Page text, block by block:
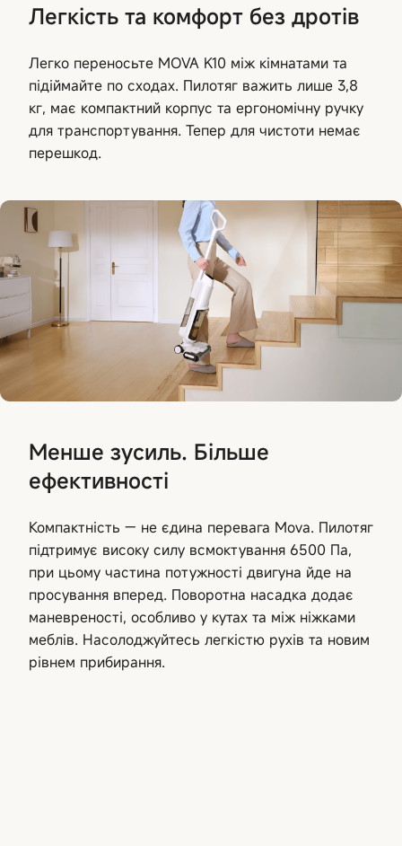
Легкість та комфорт без дротів
Легко переносьте MOVA K10 між кімнатами та
підіймайте по сходах. Пилотяг важить лише 3,8
кг, має компактний корпус та ергономічну ручку
для транспортування. Тепер для чистоти немає
перешкод.
Менше зусиль. Більше
ефективності
Компактність — не єдина перевага Mova. Пилотяг
підтримує високу силу всмоктування 6500 Па,
при цьому частина потужності двигуна йде на
просування вперед. Поворотна насадка додає
маневреності, особливо у кутах та між ніжками
меблів. Насолоджуйтесь легкістю рухів та новим
рівнем прибирання.